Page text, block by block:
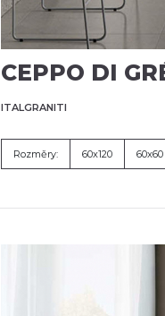
CEPPO DI
ITALGRANITI
Rozměry: 60x120 60x60